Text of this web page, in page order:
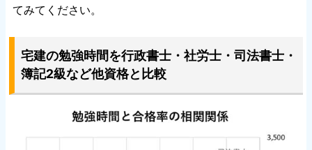
てみてください。
宅建の勉強時間を行政書士・社労士・司法書士・
簿記2級など他資格と比較